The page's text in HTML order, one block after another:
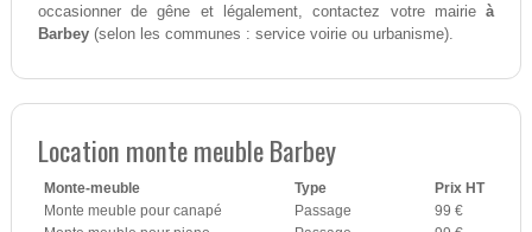
occasionner de gêne et légalement, contactez votre mairieà
Barbey(selon les communes : service voirie ou urbanisme).
Location monte meuble Barbey
Monte-meuble Type
Prix HT
Monte meuble pour canapé
Passage
99 €